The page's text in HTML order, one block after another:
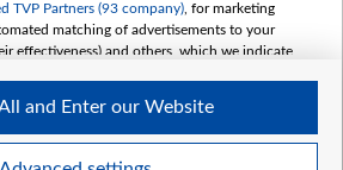
Slawa.tv
Про нас
Контакти
використання матеріалів
Обробка даних
TVP Partners (93 company) , for marketing
matching of advertisements to your
effectiveness) and others, which we indicate
your data by TVP S.A. w likwidacji are as
and Enter our Website